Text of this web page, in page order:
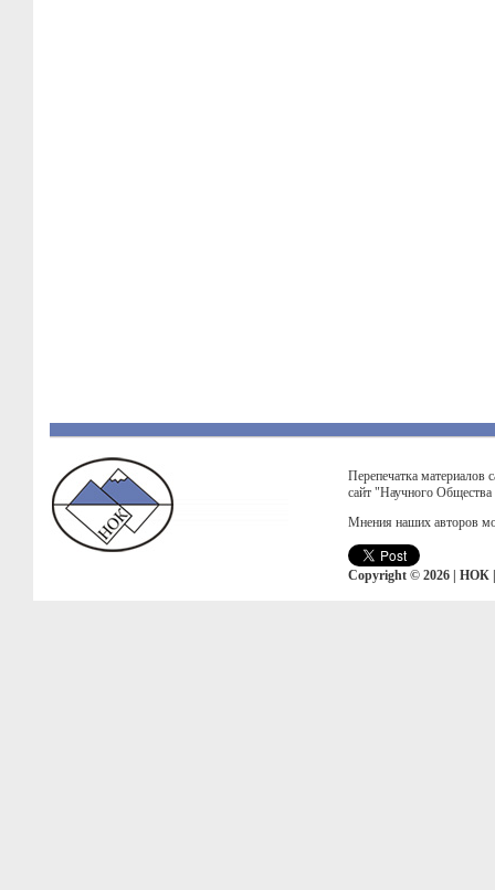
Перепечатка материалов
сайт "Научного
Мнения наших авторов
Copyright © 2026 | НОК